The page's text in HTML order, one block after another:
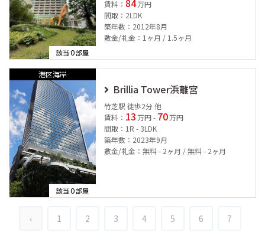
該当0部屋
賃料： 84 万円
間取：2LDK
築年数：2012年8月
敷金/礼金：1ヶ月 / 1.5ヶ月
港区海岸
該当0部屋
Brillia Tower浜離宮
竹芝駅 徒歩2分 他
賃料： 13 万円 - 70 万円
間取：1R - 3LDK
築年数：2023年9月
敷金/礼金：無料 - 2ヶ月 / 無料 - 2ヶ月
‹ 1 2 3 4 5 6 7